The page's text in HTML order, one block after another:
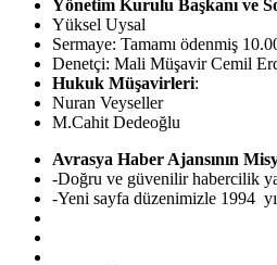
Yönetim Kurulu Başkanı ve
Yüksel Uysal
Sermaye: Tamamı ödenmiş
Denetçi: Mali Müşavir Cemil
Hukuk Müşavirleri:
Nuran Veyseller
M.Cahit Dedeoğlu
Avrasya Haber Ajansının
-Doğru ve güvenilir habercilik
-Yeni sayfa düzenimizle 1994